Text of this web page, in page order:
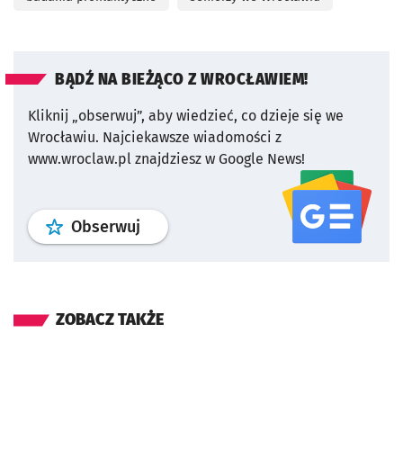
BĄDŹ NA BIEŻĄCO Z WROCŁAWIEM!
Kliknij „obserwuj”, aby wiedzieć, co dzieje się we
Wrocławiu. Najciekawsze wiadomości z
www.wroclaw.pl znajdziesz w Google News!
Obserwuj profil serwisu
ZOBACZ TAKŻE